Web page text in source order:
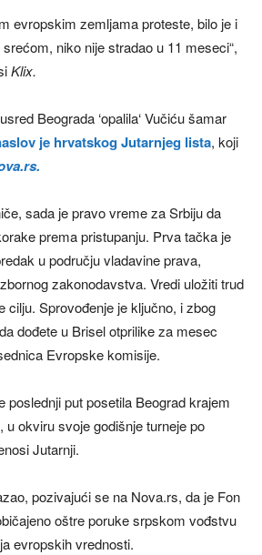
evropskim zemljama proteste, bilo je i
niko nije stradao u 11 meseci“,
Klix.
Beograda ‘opalila‘ Vučiću šamar
je hrvatskog Jutarnjeg lista, koji
sada je pravo vreme za Srbiju da
prema pristupanju. Prva tačka je
u području vladavine prava,
zakonodavstva. Vredi uložiti trud
cilju. Sprovođenje je ključno, i zbog
dođete u Brisel otprilike za mesec
Evropske komisije.
poslednji put posetila Beograd krajem
u okviru svoje godišnje turneje po
Jutarnji.
pozivajući se na Nova.rs, da je Fon
oštre poruke srpskom vođstvu
evropskih vrednosti.